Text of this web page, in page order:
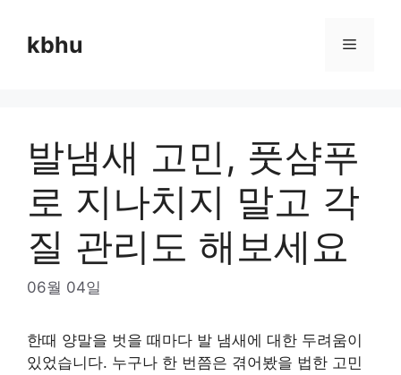
contentkbhu Menu
발냄새 고민, 풋샴푸
로 지나치지 말고 각
질 관리도 해보세요
06월 04일
한때 양말을 벗을 때마다 발 냄새에 대한 두려움이
있었습니다. 누구나 한 번쯤은 겪어봤을 법한 고민